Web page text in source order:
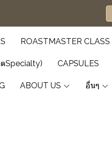
ROASTMASTER CLASS
Specialty) CAPSULES
ABOUT US อื่นๆ